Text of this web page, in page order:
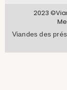
2023
Viandes des